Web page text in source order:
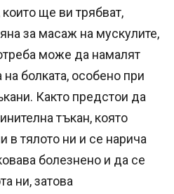
ще ви трябват,
за масаж на мускулите,
може да намалят
на болката, особено при
Както предстои да
тъкан, която
в тялото ни и се нарича
болезнено и да се
ни, затова